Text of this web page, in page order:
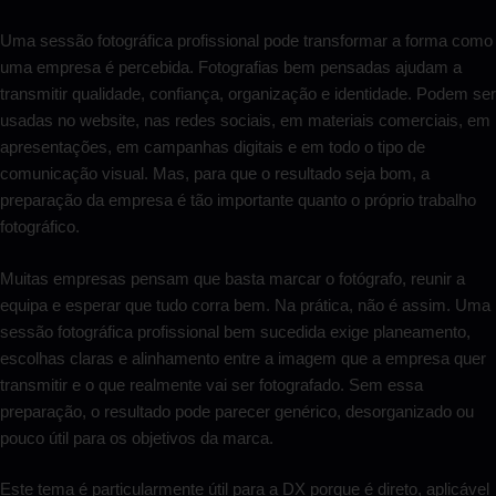
Uma sessão fotográfica profissional pode transformar a forma como
uma empresa é percebida. Fotografias bem pensadas ajudam a
transmitir qualidade, confiança, organização e identidade. Podem ser
usadas no website, nas redes sociais, em materiais comerciais, em
apresentações, em campanhas digitais e em todo o tipo de
comunicação visual. Mas, para que o resultado seja bom, a
preparação da empresa é tão importante quanto o próprio trabalho
fotográfico.
Muitas empresas pensam que basta marcar o fotógrafo, reunir a
equipa e esperar que tudo corra bem. Na prática, não é assim. Uma
sessão fotográfica profissional bem sucedida exige planeamento,
escolhas claras e alinhamento entre a imagem que a empresa quer
transmitir e o que realmente vai ser fotografado. Sem essa
preparação, o resultado pode parecer genérico, desorganizado ou
pouco útil para os objetivos da marca.
Este tema é particularmente útil para a DX porque é direto, aplicável